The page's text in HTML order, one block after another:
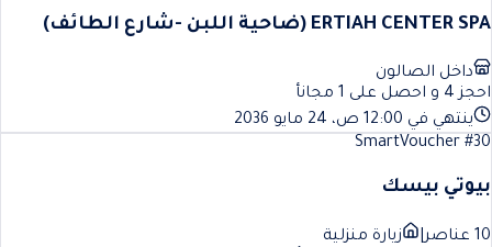
ERTIAH CENTER SPA (ضاحية اللبن -شارع الطائف)
داخل الصالون
احجز 4 و احصل على 1 مجانأ
ينتهي في 12:00 ص، 24 مايو 2036
SmartVoucher #30
بيوتي بيسك
10 عناصر |
زيارة منزلية